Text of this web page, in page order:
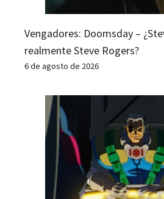
Vengadores: Doomsday –
realmente Steve Rogers?
6 de agosto de 2026